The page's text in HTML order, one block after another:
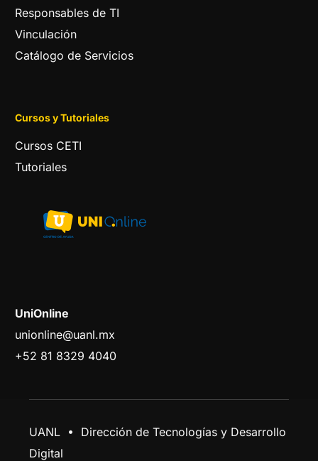
Responsables de TI
Vinculación
Catálogo de Servicios
Cursos y Tutoriales
Cursos CETI
Tutoriales
UniOnline
unionline@uanl.mx
+52 81 8329 4040
UANL • Dirección de Tecnologías y Desarrollo
Digital